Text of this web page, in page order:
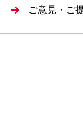
ご意見・ご